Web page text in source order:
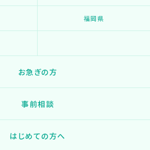
福岡県
お急ぎの方
事前相談
はじめての方へ